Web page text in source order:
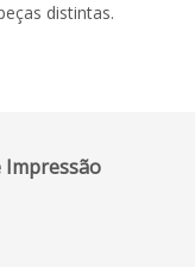
distintas.
Impressão